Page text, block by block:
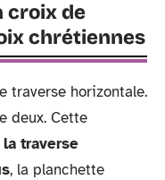
croix de
chrétiennes
traverse horizontale.
deux. Cette
la traverse
, la planchette